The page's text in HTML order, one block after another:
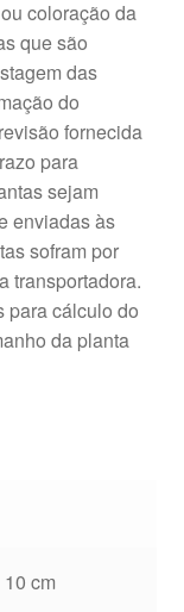
coloração da
que são
das
do
fornecida
para
sejam
enviadas às
sofram por
transportadora.
para cálculo do
da planta
cm